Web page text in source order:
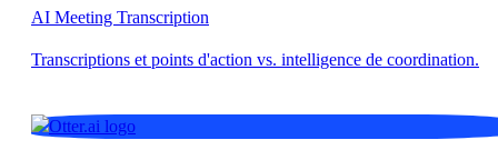
AI Meeting Transcription